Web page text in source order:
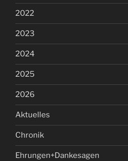
2022
2023
2024
2025
2026
Aktuelles
Chronik
Ehrungen+Dankesagen